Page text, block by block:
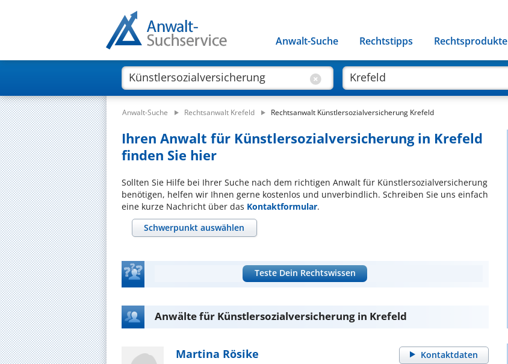
Anwalt-Suche Rechtstipps Rechtsprodukte
Anwalt-Suche Rechtsanwalt Krefeld Rechtsanwalt Künstlersozialversicherung Krefeld
Ihren Anwalt für Künstlersozialversicherung in Krefeld
finden Sie hier
Sollten Sie Hilfe bei Ihrer Suche nach dem richtigen Anwalt für Künstlersozialversicherung
benötigen, helfen wir Ihnen gerne kostenlos und unverbindlich. Schreiben Sie uns einfach
eine kurze Nachricht über das Kontaktformular.
Schwerpunkt auswählen
Teste Dein Rechtswissen
Anwälte für Künstlersozialversicherung in Krefeld
Kontaktdaten
Martina Rösike